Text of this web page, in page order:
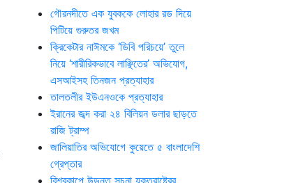
গৌরনদীতে এক যুবককে লোহার রড দিয়ে
পিটিয়ে গুরুতর জখম
ক্রিকেটার নাঈমকে ‘ডিবি পরিচয়ে’ তুলে
নিয়ে ‘শারীরিকভাবে লাঞ্ছিতের’ অভিযোগ,
এসআইসহ তিনজন প্রত্যাহার
তালতলীর ইউএনওকে প্রত্যাহার
ইরানের জব্দ করা ২৪ বিলিয়ন ডলার ছাড়তে
রাজি ট্রাম্প
জালিয়াতির অভিযোগে কুয়েতে ৫ বাংলাদেশি
গ্রেপ্তার
বিশ্বকাপে উড়ন্ত সূচনা যুক্তরাষ্ট্রের